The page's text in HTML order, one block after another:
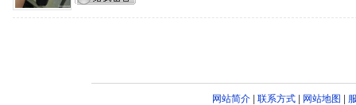
网站简介| 联系方式| 网站地图